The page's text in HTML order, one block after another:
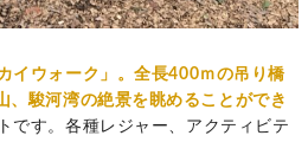
イウォーク」。全長400ｍの吊り橋
、駿河湾の絶景を眺めることができ
です。各種レジャー、アクティビテ